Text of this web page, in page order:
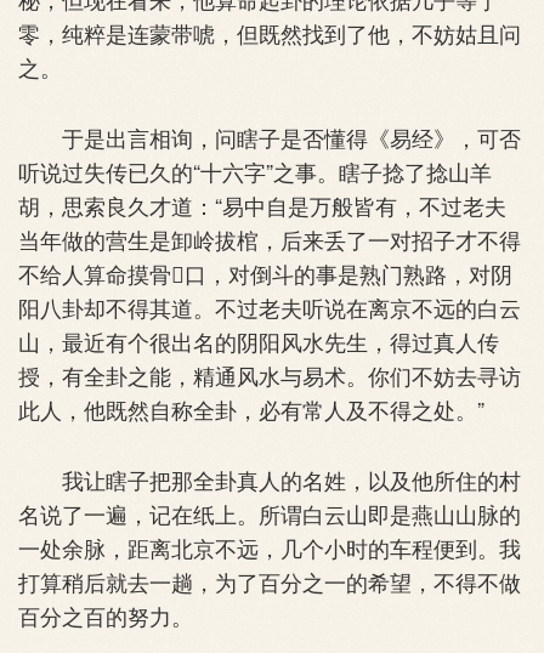
零，纯粹是连蒙带唬，但既然找到了他，不妨姑且问
之。
于是出言相询，问瞎子是否懂得《易经》，可否
听说过失传已久的“十六字”之事。瞎子捻了捻山羊
胡，思索良久才道：“易中自是万般皆有，不过老夫
当年做的营生是卸岭拔棺，后来丢了一对招子才不得
不给人算命摸骨口，对倒斗的事是熟门熟路，对阴
阳八卦却不得其道。不过老夫听说在离京不远的白云
山，最近有个很出名的阴阳风水先生，得过真人传
授，有全卦之能，精通风水与易术。你们不妨去寻访
此人，他既然自称全卦，必有常人及不得之处。”
我让瞎子把那全卦真人的名姓，以及他所住的村
名说了一遍，记在纸上。所谓白云山即是燕山山脉的
一处余脉，距离北京不远，几个小时的车程便到。我
打算稍后就去一趟，为了百分之一的希望，不得不做
百分之百的努力。